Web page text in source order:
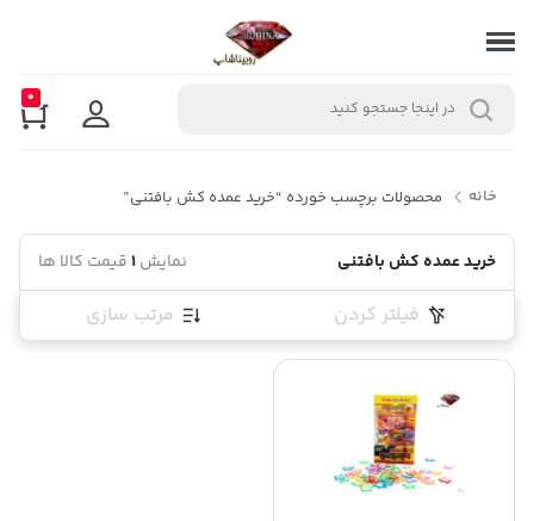
0
خانه محصولات برچسب خورده “خرید عمده کش بافتنی”
خرید عمده کش بافتنی نمایش1قیمت کالا ها
فیلتر کردن مرتب سازی